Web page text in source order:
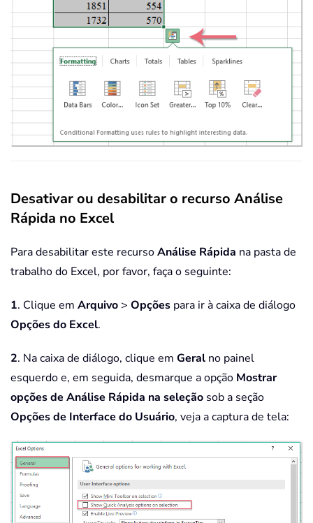
Desativar ou desabilitar o recurso Análise
Rápida no Excel
Para desabilitar este recursoAnálise Rápida na pasta de
trabalho do Excel, por favor, faça o seguinte:
1. Clique em Arquivo > Opções para ir à caixa de diálogo
Opções do Excel.
2. Na caixa de diálogo, clique em Geral no painel
esquerdo e, em seguida, desmarque a opção Mostrar
opções de Análise Rápida na seleção sob a seção
Opções de Interface do Usuário, veja a captura de tela: